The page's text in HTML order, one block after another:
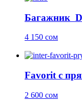
Багажник
4 150 сом
Favorit с
2 600 сом